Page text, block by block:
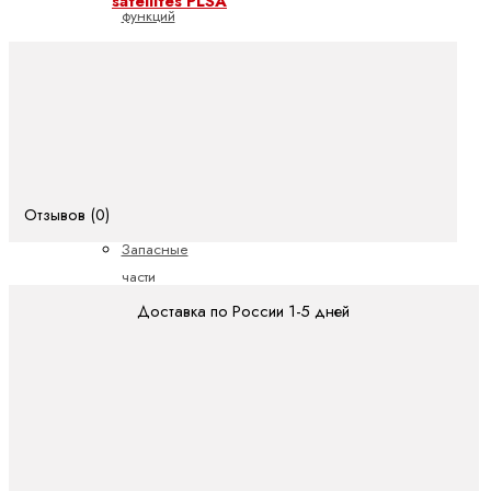
функций
перемещения
Запасные
части
Обучение
Отзывов (0)
Доставка по России 1-5 дней